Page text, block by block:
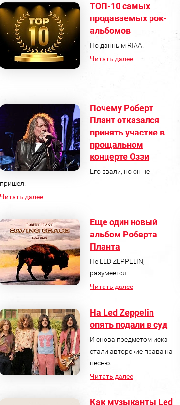
ТОП-10 самых
продаваемых рок-
альбомов
По данным RIAA.
Читать далее
Почему Роберт
Плант отказался
принять участие в
прощальном
концерте Оззи
Его звали, но он не
пришел.
Читать далее
Еще один новый
альбом Роберта
Планта
Не LED ZEPPELIN,
разумеется.
Читать далее
На Led Zeppelin
опять подали в суд
И снова предметом иска
стали авторские права на
песню.
Читать далее
Как музыканты Led